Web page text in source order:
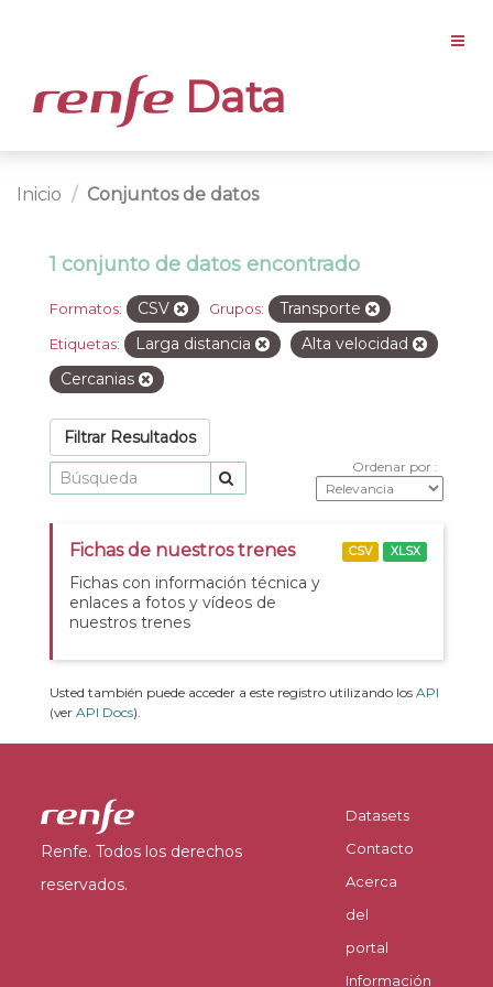
Data
Inicio Conjuntos de datos
1 conjunto de datos encontrado
Formatos: CSV Grupos: Transporte
Etiquetas: Larga distancia
Alta velocidad
Cercanias
Filtrar Resultados
Ordenar por
Fichas de nuestros trenes
Fichas con información técnica y
enlaces a fotos y vídeos de
nuestros trenes
CSV XLSX
Usted también puede acceder a este registro utilizando los API
(ver API Docs).
Renfe. Todos los derechos
reservados.
Datasets
Contacto
Acerca
del
portal
Información